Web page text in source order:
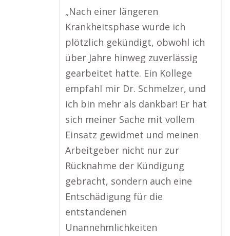
„Nach einer längeren
Krankheitsphase wurde ich
plötzlich gekündigt, obwohl ich
über Jahre hinweg zuverlässig
gearbeitet hatte. Ein Kollege
empfahl mir Dr. Schmelzer, und
ich bin mehr als dankbar! Er hat
sich meiner Sache mit vollem
Einsatz gewidmet und meinen
Arbeitgeber nicht nur zur
Rücknahme der Kündigung
gebracht, sondern auch eine
Entschädigung für die
entstandenen
Unannehmlichkeiten